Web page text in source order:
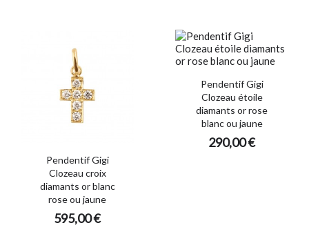
Pendentif Gigi
Clozeau croix
diamants or blanc
rose ou jaune
595,00 €
Pendentif Gigi
Clozeau étoile
diamants or rose
blanc ou jaune
290,00 €